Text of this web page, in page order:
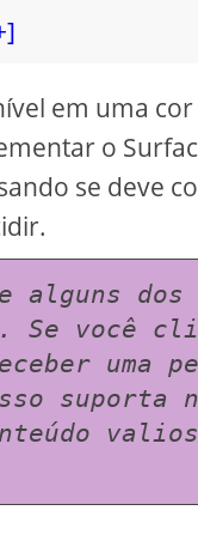
em uma
o
se deve
alguns
você
uma
suporta